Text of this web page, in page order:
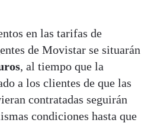
en las tarifas de
de Movistar se situarán
, al tiempo que la
a los clientes de que las
contratadas seguirán
condiciones hasta que